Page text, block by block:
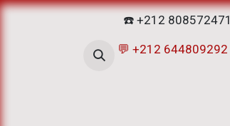
Se rendre au contenu
☎️ +212 808572471
💬 +212 644809292